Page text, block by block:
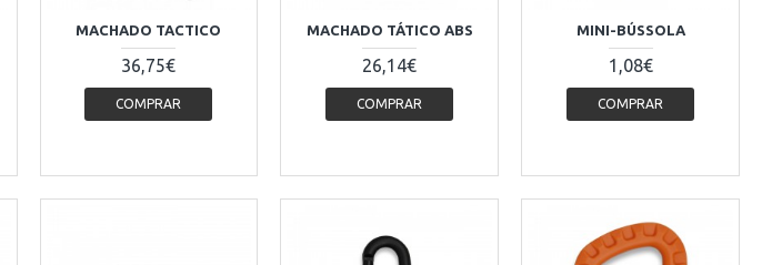
MACHADO TACTICO
36,75€
COMPRAR
MACHADO TÁTICO ABS
26,14€
COMPRAR
MINI-BÚSSOLA
1,08€
COMPRAR